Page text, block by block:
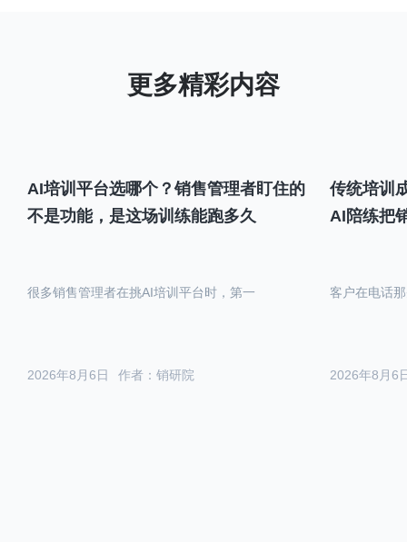
AI培训平台选哪个？销售管理者盯住的
不是功能，是这场训练能跑多久
作者：销研院
2026年8月6日
很多销售管理者在挑AI培训平台时，第一
传统培训
AI陪练把
2026年8月6
客户在电话